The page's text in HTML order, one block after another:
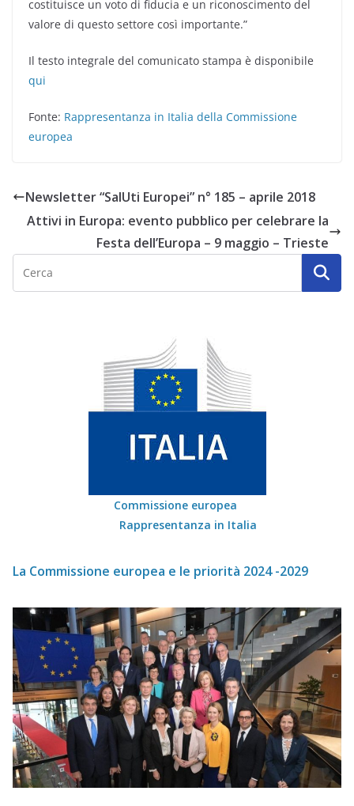
costituisce un voto di fiducia e un riconoscimento del
valore di questo settore così importante.”
Il testo integrale del comunicato stampa è disponibile
qui
Fonte: Rappresentanza in Italia della Commissione
europea
Newsletter “SalUti Europei” n° 185 – aprile 2018
Attivi in Europa: evento pubblico per celebrare la
Festa dell’Europa – 9 maggio – Trieste
Commissione europea
Rappresentanza in Italia
La Commissione europea e le priorità 2024 -2029